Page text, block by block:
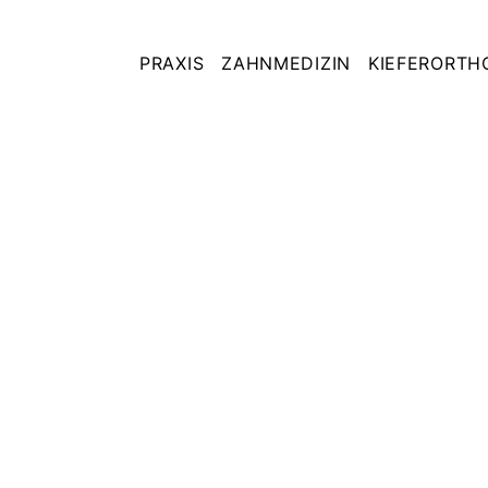
PRAXIS ZAHNMEDIZIN